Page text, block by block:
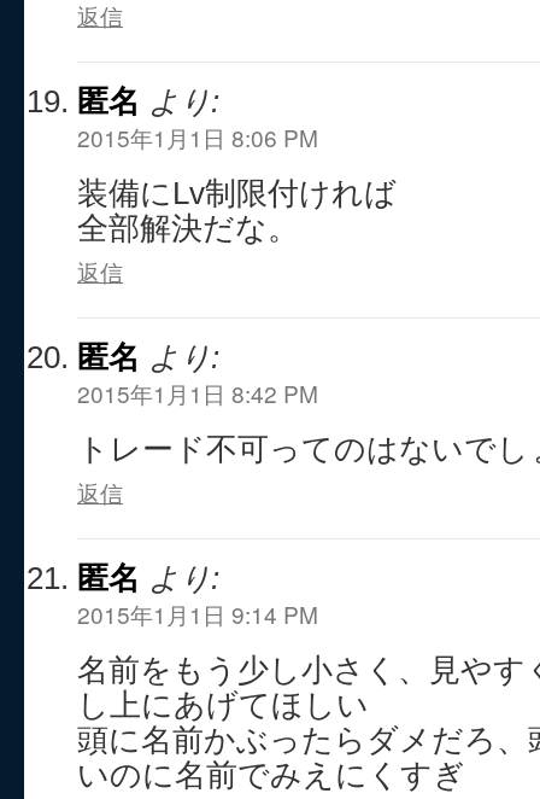
返信
匿名 より:
2015年1月1日 8:06 PM
装備にLv制限付ければ
全部解決だな。
返信
匿名 より:
2015年1月1日 8:42 PM
トレード不可ってのはないでし
返信
匿名 より:
2015年1月1日 9:14 PM
名前をもう少し小さく、見やす
し上にあげてほしい
頭に名前かぶったらダメだろ、
いのに名前でみえにくすぎ